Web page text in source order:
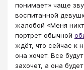
понимает» чаще
воспитанной
жалобой «Меня
портрет обычной
ждёт, что сейчас к
она хочет. Все
захочет, а она